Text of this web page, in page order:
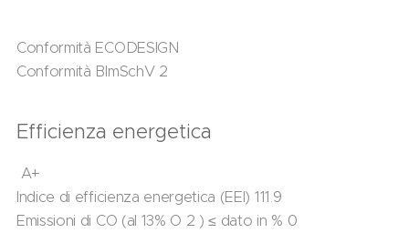
Conformità ECODESIGN
Conformità BImSchV 2
Efficienza energetica
A+
Indice di efficienza energetica (EEI) 111.9
Emissioni di CO (al 13% O 2 ) ≤ dato in % 0